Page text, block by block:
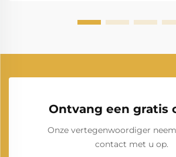
Ontvang een gratis
Onze vertegenwoordiger
contact met u op.